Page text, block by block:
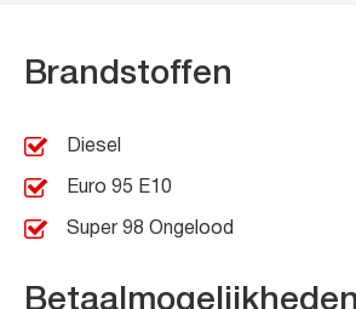
Brandstoffen
Diesel
Euro 95 E10
Super 98 Ongelood
Betaalmogelijkheden